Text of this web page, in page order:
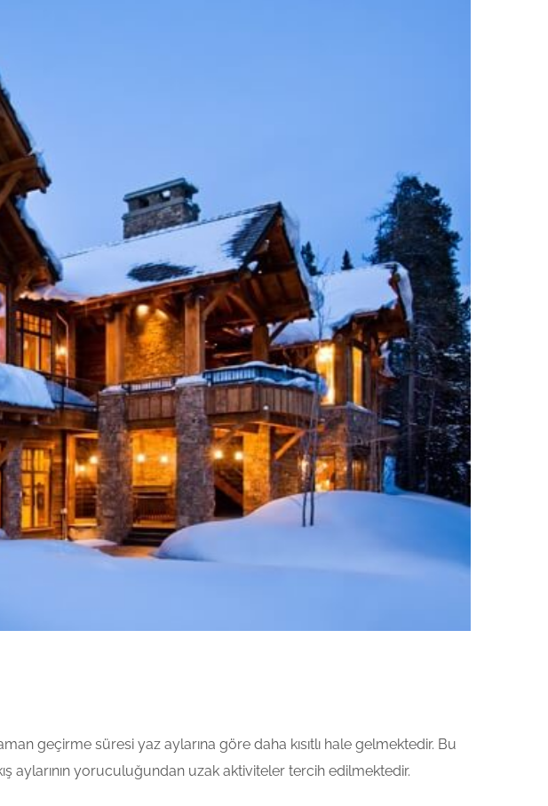
geçirme süresi yaz aylarına göre daha kısıtlı hale gelmektedir. Bu
aylarının yoruculuğundan uzak aktiviteler tercih edilmektedir.